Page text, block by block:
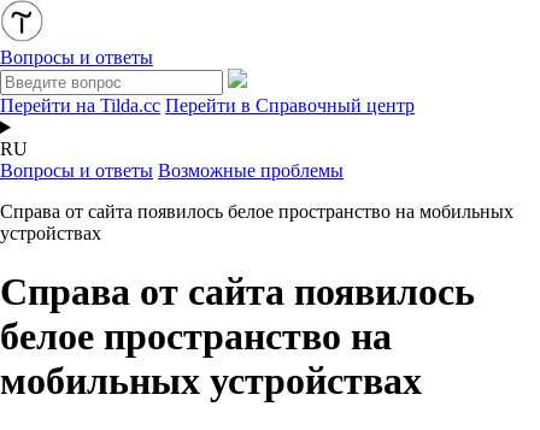
Вопросы и ответы
Перейти на Tilda.cc Перейти в Справочный центр
RU
Вопросы и ответы Возможные проблемы
Справа от сайта появилось белое пространство на мобильных
устройствах
Справа от сайта появилось
белое пространство на
мобильных устройствах